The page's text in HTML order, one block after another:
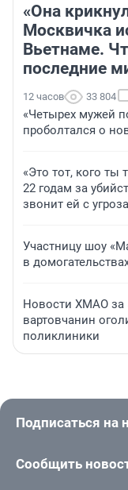
«Она
Москвичка
Вьетнаме.
последние
12 часов 33 804
«Четырех мужей
проболтался о
«Это тот, кого ты
22 годам за
звонит ей с
Участницу шоу
в
Новости ХМАО за
вартовчанин
поликлиники
Подписаться на
Сообщить